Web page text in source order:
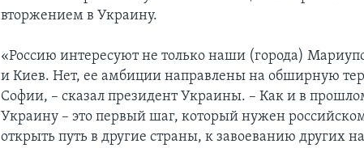
вторжением в Украину.
«Россию интересуют не только наши (города)
и Киев. Нет, ее амбиции направлены на обширную
Софии, – сказал президент Украины. – Как и в
Украину – это первый шаг, который нужен
открыть путь в другие страны, к завоеванию других